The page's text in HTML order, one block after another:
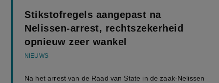
Stikstofregels aangepast na
Nelissen-arrest, rechtszekerheid
opnieuw zeer wankel
NIEUWS
Na het arrest van de Raad van State in de zaak-Nelissen